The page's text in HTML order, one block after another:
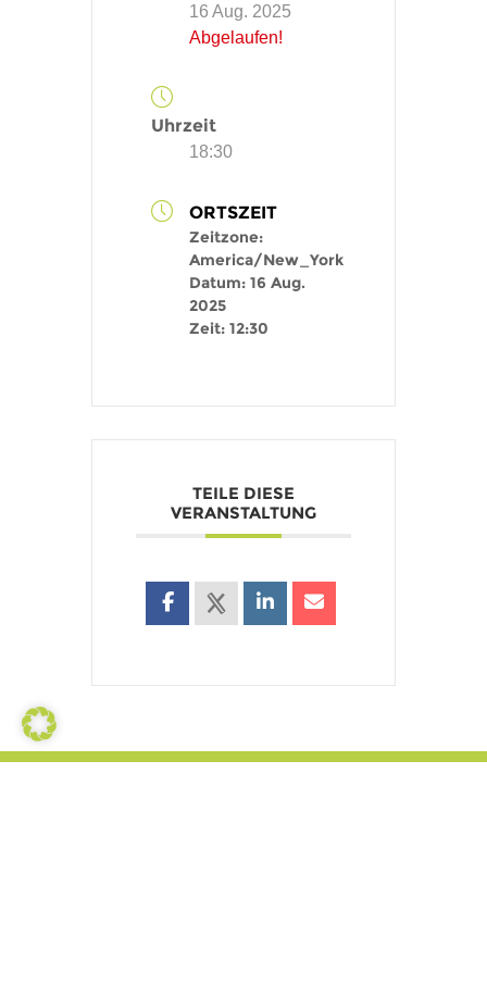
16 Aug. 2025
Abgelaufen!
Uhrzeit
18:30
ORTSZEIT
Zeitzone:
America/New_York
Datum: 16 Aug.
2025
Zeit: 12:30
TEILE DIESE
VERANSTALTUNG